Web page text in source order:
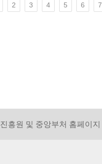
2 3 4 5 6 7
진흥원 및 중앙부처 홈페이지